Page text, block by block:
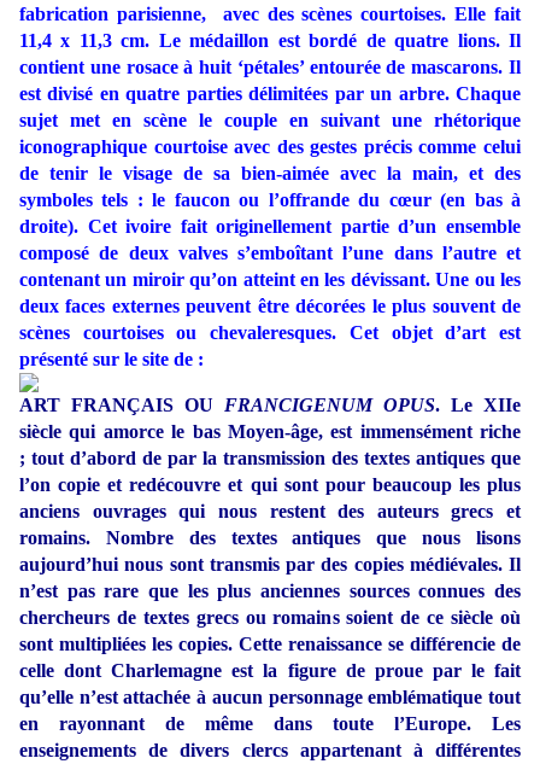
fabrication parisienne,
avec des scènes courtoises. Elle fait
11,4 x 11,3 cm. Le médaillon est bordé de quatre lions. Il
contient une rosace à huit ‘pétales’ entourée de mascarons. Il
est divisé en quatre parties délimitées par un arbre. Chaque
sujet met en scène le couple en suivant une rhétorique
iconographique courtoise avec des gestes précis comme celui
de tenir le visage de sa bien-aimée avec la main, et des
symboles tels : le faucon ou l’offrande du cœur (en bas à
droite). Cet ivoire fait originellement partie d’un ensemble
composé de deux valves s’emboîtant l’une dans l’autre et
contenant un miroir qu’on atteint en les dévissant. Une ou les
deux faces externes peuvent être décorées le plus souvent de
scènes courtoises ou chevaleresques. Cet objet d’art est
présenté sur le site de :
ART FRANÇAIS OU FRANCIGENUM OPUS. Le XIIe
siècle qui amorce le bas Moyen-âge, est immensément riche
; tout d’abord de par la transmission des textes antiques que
l’on copie et redécouvre et qui sont pour beaucoup les plus
anciens ouvrages qui nous restent des auteurs grecs et
romains. Nombre des textes antiques que nous lisons
aujourd’hui nous sont transmis par des copies médiévales. Il
n’est pas rare que les plus anciennes sources connues des
chercheurs de textes grecs ou romains soient de ce siècle où
sont multipliées les copies. Cette renaissance se différencie de
celle dont Charlemagne est la figure de proue par le fait
qu’elle n’est attachée à aucun personnage emblématique tout
en rayonnant de même dans toute l’Europe. Les
enseignements de divers clercs appartenant à différentes